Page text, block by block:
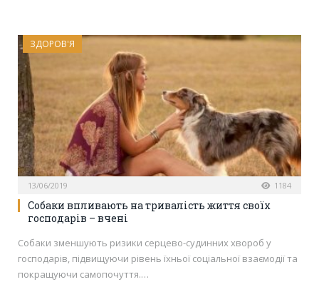
ЗДОРОВ'Я
13/06/2019 1184
Собаки впливають на тривалість життя своїх
господарів – вчені
Собаки зменшують ризики серцево-судинних хвороб у
господарів, підвищуючи рівень їхньої соціальної взаємодії та
покращуючи самопочуття.…